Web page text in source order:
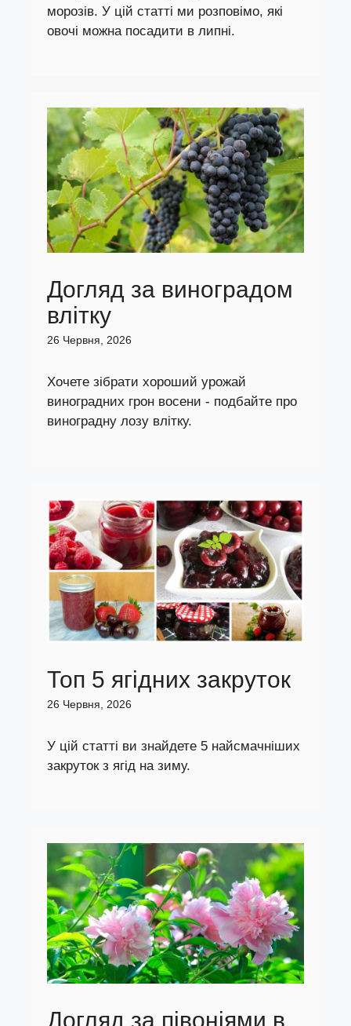
морозів. У цій статті ми розповімо, які
овочі можна посадити в липні.
Догляд за виноградом
влітку
26 Червня, 2026
Хочете зібрати хороший урожай
виноградних грон восени - подбайте про
виноградну лозу влітку.
Топ 5 ягідних закруток
26 Червня, 2026
У цій статті ви знайдете 5 найсмачніших
закруток з ягід на зиму.
Догляд за півоніями в